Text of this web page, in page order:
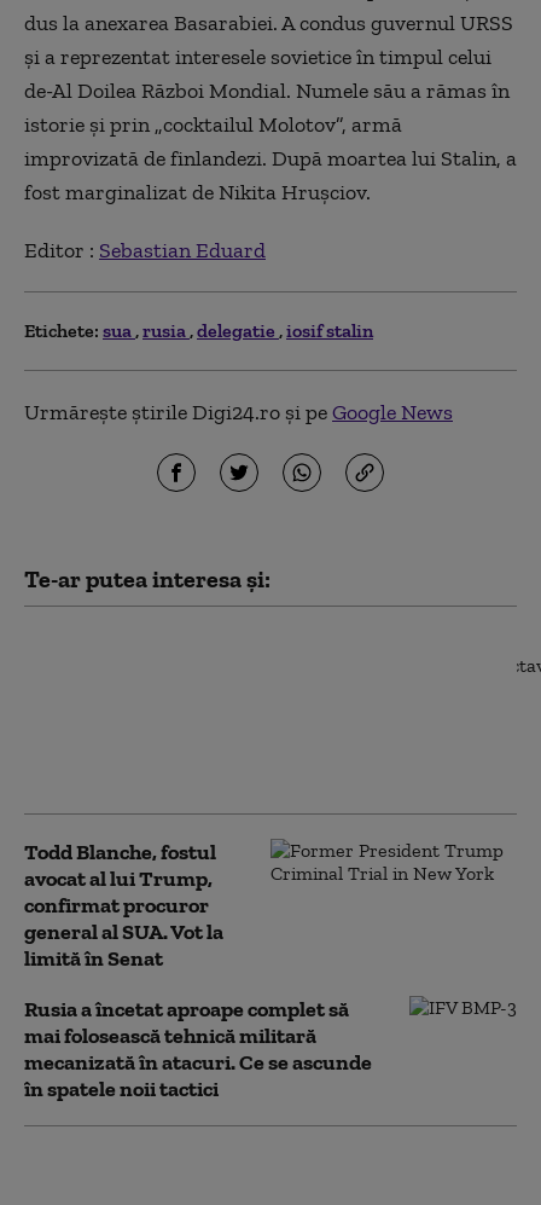
dus la anexarea Basarabiei. A condus guvernul URSS
și a reprezentat interesele sovietice în timpul celui
de-Al Doilea Război Mondial. Numele său a rămas în
istorie și prin „cocktailul Molotov”, armă
improvizată de finlandezi. După moartea lui Stalin, a
fost marginalizat de Nikita Hrușciov.
Editor : Sebastian Eduard
Etichete: sua rusia delegatie iosif stalin
Urmărește știrile Digi24.ro și peGoogle News
Te-ar putea interesa și:
Todd Blanche, fostul
avocat al lui Trump,
confirmat procuror
general al SUA. Vot la
limită în Senat
Rusia a încetat aproape complet să
mai folosească tehnică militară
mecanizată în atacuri. Ce se ascunde
în spatele noii tactici